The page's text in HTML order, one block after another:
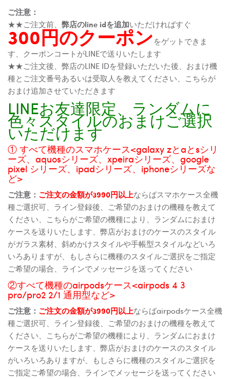
ご注意：
★★ご注文前、 弊店のline idを追加いただければすぐ
300円のクーポンをゲットできま
す、クーポンコートがLINEで送りいたします
★★ご注文後、弊店のLINE IDを登録いただいた後、おまけ機
種とご注文番号あるいは受取人を教えてください、こちらが
おまけ追加させていただきます
LINEお友達限定、ランダムに
色々スタイルのおまけご選択
いただけます
① すべて機種のスマホケース<galaxy zとaとsシリ
ーズ、aquosシリーズ、xpeiraシリーズ、google
pixel シリーズ、ipadシリーズ、iphoneシリーズな
ど>
ご注意： ご注文の金額が3990円以上ならばスマホケース全機
種ご選択可、ライン登録後、ご希望のおまけの機種を教えて
ください、こちらがご希望の機種により、ランダムにおまけ
ケースを送りいたします、弊店がおまけのケースのスタイル
がガラス素材、斜めかけスタイルや手帳型スタイルなどいろ
いろありますが、もしさらに機種のスタイルご選択をご指定
ご希望の場合、ラインでメッセージを送ってください
②すべて機種のairpodsケース<airpods 4 3
pro/pro2 2/1 通用型など>
ご注意： ご注文の金額が3990円以上ならばairpodsケース全機
種ご選択可、ライン登録後、ご希望のおまけの機種を教えて
ください、こちらがご希望の機種により、ランダムにおまけ
ケースを送りいたします、弊店がおまけのケースのスタイル
がいろいろありますが、もしさらに機種のスタイルご選択を
ご指定ご希望の場合、ラインでメッセージを送ってください